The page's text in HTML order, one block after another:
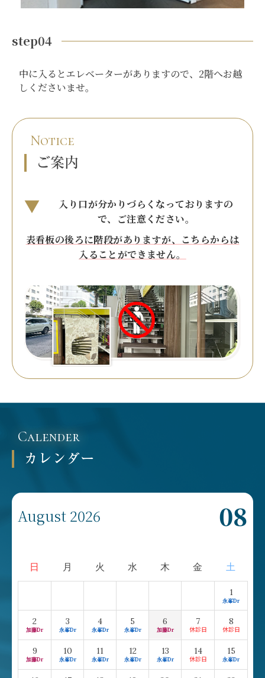
step04
中に入るとエレベーターがありますので、2階へお越
しくださいませ。
Notice
ご案内
入り口が分かりづらくなっておりますの
で、ご注意ください。
表看板の後ろに階段がありますが、こちらからは
入ることができません。
Calender
カレンダー
August 2026 08
日 月 火 水 木 金 土
1
永峯Dr
2
加藤Dr
3
永峯Dr
4
永峯Dr
5
永峯Dr
6
加藤Dr
7 8
9
加藤Dr
10
永峯Dr
11
永峯Dr
12
永峯Dr
13
永峯Dr
14 15
永峯Dr